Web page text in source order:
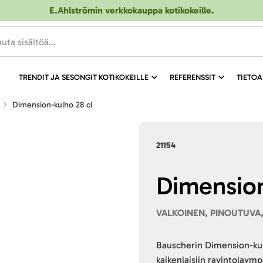
E.Ahlströmin verkkokauppa kotikokeille.
TRENDIT JA SESONGIT KOTIKOKEILLE REFERENSSIT
Dimension-kulho 28 cl
21154
VALKOINEN,
Bauscherin Dimension-
kaikenlaisiin